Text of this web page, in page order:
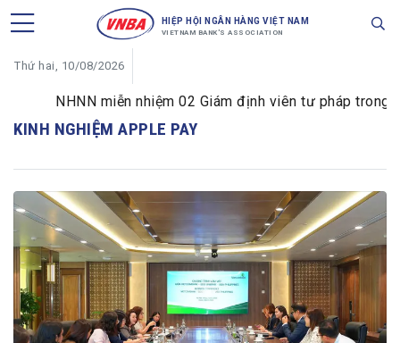
HIỆP HỘI NGÂN HÀNG VIỆT NAM
VIETNAM BANK'S ASSOCIATION
Thứ hai, 10/08/2026
NHNN miễn nhiệm 02 Giám định viên tư pháp trong
KINH NGHIỆM APPLE PAY